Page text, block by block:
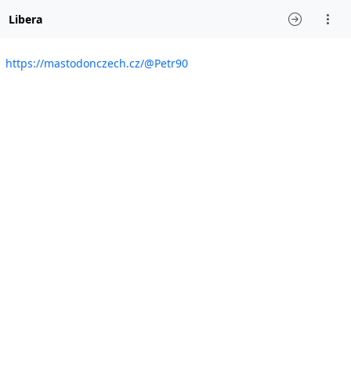
Libera
https://mastodonczech.cz/@Petr90